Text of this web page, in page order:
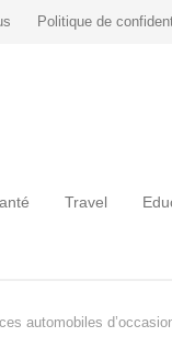
Politique de
Travel
automobiles